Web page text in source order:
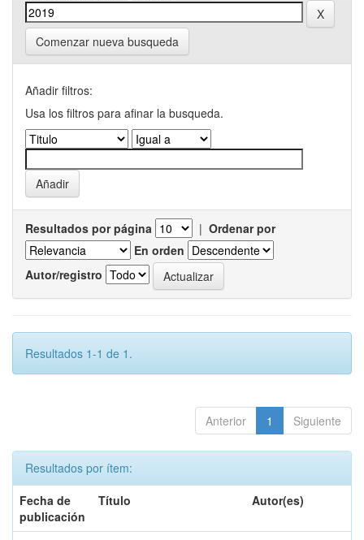
Comenzar nueva busqueda
Añadir filtros:
Usa los filtros para afinar la busqueda.
Resultados por página | Ordenar por
En orden
Autor/registro
Resultados 1-1 de 1.
Anterior 1 Siguiente
Resultados por ítem:
Fecha de
publicación
Título Autor(es)